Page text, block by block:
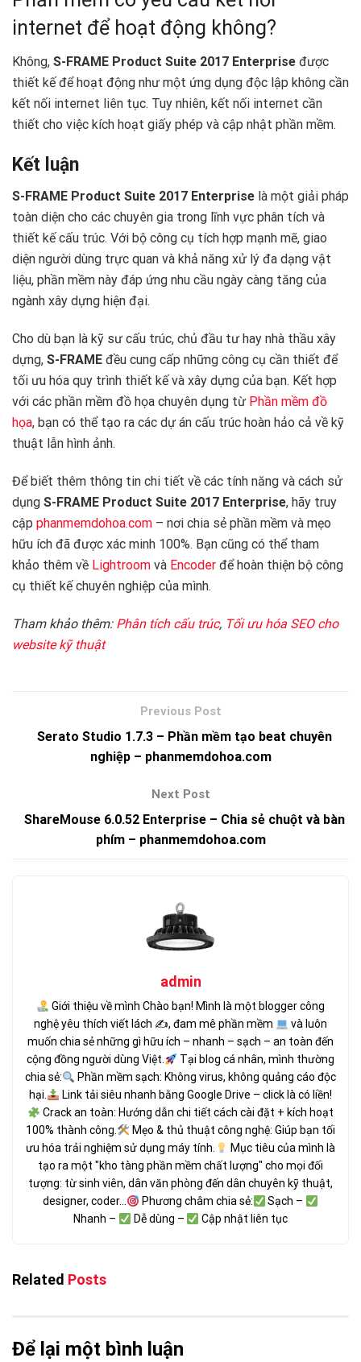
internet để hoạt động không?
Không, S-FRAME Product Suite 2017 Enterprise được
thiết kế để hoạt động như một ứng dụng độc lập không cần
kết nối internet liên tục. Tuy nhiên, kết nối internet cần
thiết cho việc kích hoạt giấy phép và cập nhật phần mềm.
Kết luận
S-FRAME Product Suite 2017 Enterprise là một giải pháp
toàn diện cho các chuyên gia trong lĩnh vực phân tích và
thiết kế cấu trúc. Với bộ công cụ tích hợp mạnh mẽ, giao
diện người dùng trực quan và khả năng xử lý đa dạng vật
liệu, phần mềm này đáp ứng nhu cầu ngày càng tăng của
ngành xây dựng hiện đại.
Cho dù bạn là kỹ sư cấu trúc, chủ đầu tư hay nhà thầu xây
dựng, S-FRAME đều cung cấp những công cụ cần thiết để
tối ưu hóa quy trình thiết kế và xây dựng của bạn. Kết hợp
với các phần mềm đồ họa chuyên dụng từ Phần mềm đồ
họa, bạn có thể tạo ra các dự án cấu trúc hoàn hảo cả về kỹ
thuật lẫn hình ảnh.
Để biết thêm thông tin chi tiết về các tính năng và cách sử
dụng S-FRAME Product Suite 2017 Enterprise, hãy truy
cập phanmemdohoa.com – nơi chia sẻ phần mềm và mẹo
hữu ích đã được xác minh 100%. Bạn cũng có thể tham
khảo thêm về Lightroom và Encoder để hoàn thiện bộ công
cụ thiết kế chuyên nghiệp của mình.
Tham khảo thêm: Phân tích cấu trúc, Tối ưu hóa SEO cho
website kỹ thuật
Serato Studio 1.7.3 – Phần mềm tạo beat chuyên
nghiệp – phanmemdohoa.com
ShareMouse 6.0.52 Enterprise – Chia sẻ chuột và bàn
phím – phanmemdohoa.com
admin
Giới thiệu về mình Chào bạn! Mình là một blogger công
nghệ yêu thích viết lách ✍, đam mê phần mềm
và luôn
muốn chia sẻ những gì hữu ích – nhanh – sạch – an toàn đến
cộng đồng người dùng Việt.
Tại blog cá nhân, mình thường
chia sẻ:
Phần mềm sạch: Không virus, không quảng cáo độc
hại.
Link tải siêu nhanh bằng Google Drive – click là có liền!
Crack an toàn: Hướng dẫn chi tiết cách cài đặt + kích hoạt
100% thành công.
Mẹo & thủ thuật công nghệ: Giúp bạn tối
ưu hóa trải nghiệm sử dụng máy tính.
Mục tiêu của mình là
tạo ra một "kho tàng phần mềm chất lượng" cho mọi đối
tượng: từ sinh viên, dân văn phòng đến dân chuyên kỹ thuật,
designer, coder...
Phương châm chia sẻ:
Sạch –
Nhanh –
Dễ dùng – Cập nhật liên tục
Related Posts
Để lại một bình luận